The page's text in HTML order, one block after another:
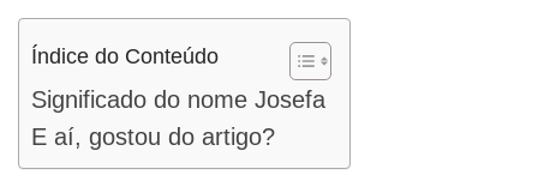
Índice do Conteúdo
Significado do nome Josefa
E aí, gostou do artigo?